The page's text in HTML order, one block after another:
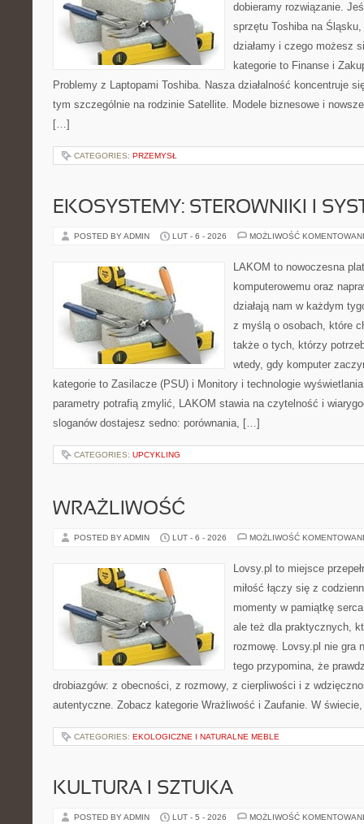
dobieramy rozwiązanie.
sprzętu Toshiba na
działamy i czego możesz
kategorie to Finanse i
Problemy z Laptopami Toshiba. Nasza działalność koncentruje
tym szczególnie na rodzinie Satellite. Modele biznesowe i
[…]
CATEGORIES: PRZEMYSŁ
EKOSYSTEMY: STEROWNIKI I
POSTED BY ADMIN LUT - 6 - 2026 MOŻLIWOŚĆ
LAKOM to nowoczesna
komputerowemu oraz
działają nam w każdym
z myślą o osobach, które
także o tych, którzy
wtedy, gdy komputer
kategorie to Zasilacze (PSU) i Monitory i technologie
parametry potrafią zmylić, LAKOM stawia na czytelność i
sloganów dostajesz sedno: porównania, […]
CATEGORIES: UPCYKLING
WRAŻLIWOŚĆ
POSTED BY ADMIN LUT - 6 - 2026 MOŻLIWOŚĆ
Lovsy.pl to miejsce
miłość łączy się z
momenty w pamiątkę
ale też dla praktycznych,
rozmowę. Lovsy.pl nie gra
tego przypomina, że
drobiazgów: z obecności, z rozmowy, z cierpliwości i z
autentyczne. Zobacz kategorie Wrażliwość i Zaufanie. W
CATEGORIES: EKOLOGICZNE I NATURALNE MEBLE
KULTURA I SZTUKA
POSTED BY ADMIN LUT - 5 - 2026 MOŻLIWOŚĆ